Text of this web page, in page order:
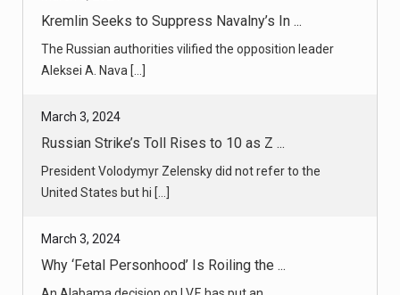
Kremlin Seeks to Suppress Navalny’s In ...
The Russian authorities vilified the opposition leader
Aleksei A. Nava [...]
March 3, 2024
Russian Strike’s Toll Rises to 10 as Z ...
President Volodymyr Zelensky did not refer to the
United States but hi [...]
March 3, 2024
Why ‘Fetal Personhood’ Is Roiling the ...
An Alabama decision on I.V.F. has put an